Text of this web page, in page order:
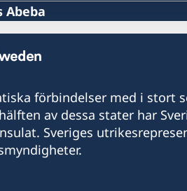
Abeba
förbindelser med i stort
av dessa stater har
Sveriges